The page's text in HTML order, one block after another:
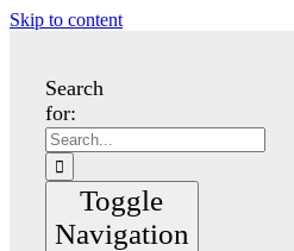
Skip to content
Search
for:
Toggle
Navigation